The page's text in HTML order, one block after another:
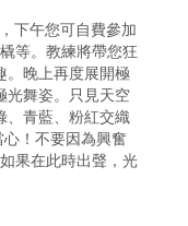
下午您可自費參加
等。教練將帶您狂
。晚上再度展開極
光舞姿。只見天空
、青藍、粉紅交織
！不要因為興奮
果在此時出聲，光